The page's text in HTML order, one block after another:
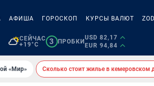
АФИША ГОРОСКОП КУРСЫ ВАЛЮТ
СЕЙЧАС
+19°C
3 ПРОБКИ
USD 82,17
EUR 94,84
«Мир» Сколько стоит жилье в кемеровском